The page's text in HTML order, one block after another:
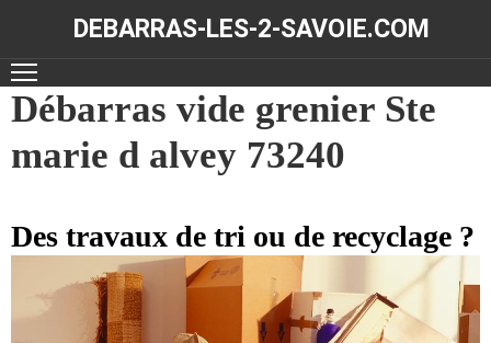
DEBARRAS-LES-2-SAVOIE.COM
ACCUEIL
DÉBARRAS
Débarras vide grenier Ste
marie d alvey 73240
Des travaux de tri ou de recyclage ?